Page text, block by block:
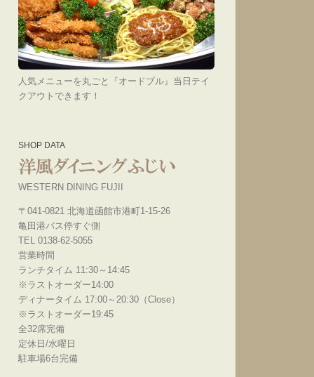
人気メニューを丸ごと『オードブル』当日テイ
クアウトできます！
SHOP DATA
WESTERN DINING FUJII
〒041-0821 北海道函館市港町1-15-26
亀田港バス停すぐ側
TEL 0138-62-5055
営業時間
ランチタイム 11:30～14:45
※ラストオーダー14:00
ディナータイム 17:00～20:30（Close）
※ラストオーダー19:45
全32席完備
定休日/水曜日
駐車場6台完備